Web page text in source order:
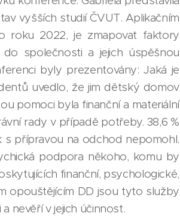
vyšších studií ČVUT. Aplikačním
roku 2022, je zmapovat faktory
společnosti a jejich úspěšnou
byly prezentovány: Jaká je
uvedlo, že jim dětský domov
pomoci byla finanční a materiální
rady v případě potřeby. 38,6 %
přípravou na odchod nepomohl.
podpora někoho, komu by
finanční, psychologické,
opouštějícím DD jsou tyto služby
nevěří v jejich účinnost.